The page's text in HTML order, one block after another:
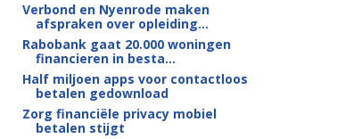
Verbond en Nyenrode maken
afspraken over opleiding...
Rabobank gaat 20.000 woningen
financieren in besta...
Half miljoen apps voor contactloos
betalen gedownload
Zorg financiële privacy mobiel
betalen stijgt